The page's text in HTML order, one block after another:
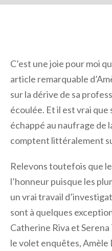
C’est une joie pour moi
article remarquable
sur la dérive de sa
écoulée. Et il est vrai
échappé au naufrage de
comptent littéralement
Relevons toutefois que
l’honneur puisque les
un vrai travail
sont à quelques
Catherine Riva et
le volet enquêtes,